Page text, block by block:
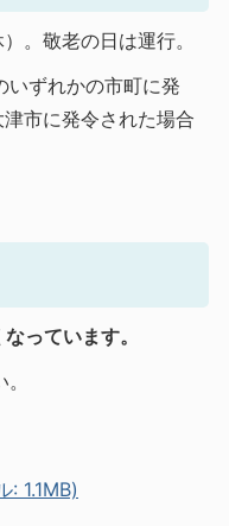
。敬老の日は運行。
いずれかの市町に発
市に発令された場合
っています。
1.1MB)